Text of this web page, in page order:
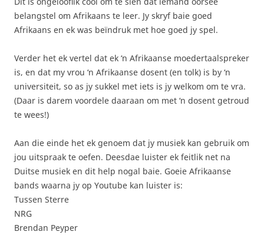
belangstel om Afrikaans te leer. Jy skryf baie goed
Afrikaans en ek was beïndruk met hoe goed jy spel.
Verder het ek vertel dat ek ‘n Afrikaanse moedertaalspreker
is, en dat my vrou ‘n Afrikaanse dosent (en tolk) is by ‘n
universiteit, so as jy sukkel met iets is jy welkom om te vra.
(Daar is darem voordele daaraan om met ‘n dosent getroud
te wees!)
Aan die einde het ek genoem dat jy musiek kan gebruik om
jou uitspraak te oefen. Deesdae luister ek feitlik net na
Duitse musiek en dit help nogal baie. Goeie Afrikaanse
bands waarna jy op Youtube kan luister is:
Tussen Sterre
NRG
Brendan Peyper